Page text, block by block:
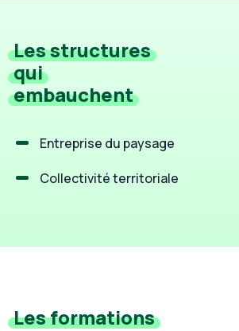
Les structures
qui
embauchent
Entreprise du paysage
Collectivité territoriale
Les formations